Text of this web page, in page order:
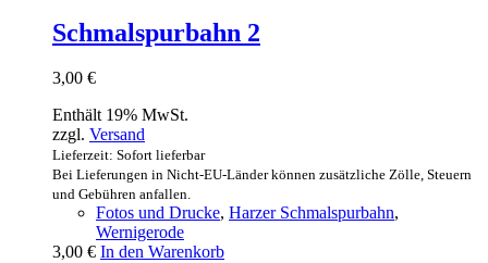
Schmalspurbahn 2
3,00 €
Enthält 19% MwSt.
zzgl. Versand
Lieferzeit: Sofort lieferbar
Bei Lieferungen in Nicht-EU-Länder können zusätzliche Zölle, Steuern
und Gebühren anfallen.
Fotos und Drucke, Harzer Schmalspurbahn,
Wernigerode
3,00 € In den Warenkorb